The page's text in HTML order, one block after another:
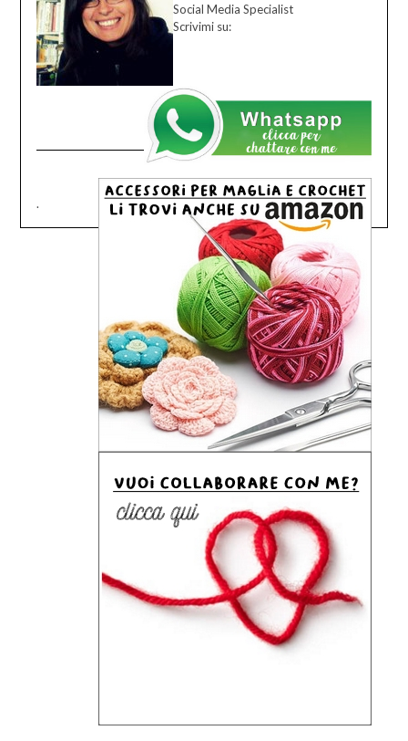
Social Media Specialist
Scrivimi su:
.